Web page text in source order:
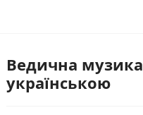
Ведична музика
українською